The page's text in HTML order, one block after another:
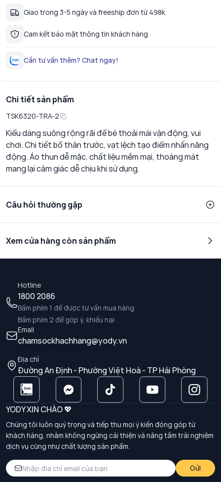
Giao trong 3-5 ngày và freeship đơn từ 498k
Cam kết bảo mật thông tin khách hàng
Cần tư vấn thêm? Chat ngay!
Chi tiết sản phẩm
TSK6320-TRA-2
Kiểu dáng suông rộng rãi để bé thoải mái vận động, vui
chơi. Chi tiết bổ thân trước, vạt lệch tạo điểm nhấn năng
động. Áo thun dễ mặc, chất liệu mềm mại, thoáng mát
mang lại cảm giác dễ chịu khi sử dụng.
Câu hỏi thường gặp
Xem cửa hàng còn sản phẩm
Hotline
1800 2086
Bấm phím 1 để được tư vấn mua hàng
Bấm phím 2 để góp ý, khiếu nại
Email
chamsockhachhang@yody.vn
Địa chỉ
Đường An Định - Phường Việt Hoà - TP Hải Phòng
YODY XIN CHÀO 💖
Chúng tôi luôn quý trọng và tiếp thu mọi ý kiến đóng góp từ
khách hàng, nhằm không ngừng cải thiện và nâng tầm trải nghiệm
dịch vụ cũng như chất lượng sản phẩm.
Gửi